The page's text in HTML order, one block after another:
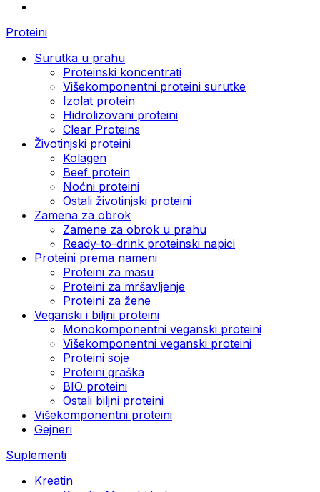
Proteini
Surutka u prahu
Proteinski koncentrati
Višekomponentni proteini surutke
Izolat protein
Hidrolizovani proteini
Clear Proteins
Životinjski proteini
Kolagen
Beef protein
Noćni proteini
Ostali životinjski proteini
Zamena za obrok
Zamene za obrok u prahu
Ready-to-drink proteinski napici
Proteini prema nameni
Proteini za masu
Proteini za mršavljenje
Proteini za žene
Veganski i biljni proteini
Monokomponentni veganski proteini
Višekomponentni veganski proteini
Proteini soje
Proteini graška
BIO proteini
Ostali biljni proteini
Višekomponentni proteini
Gejneri
Suplementi
Kreatin